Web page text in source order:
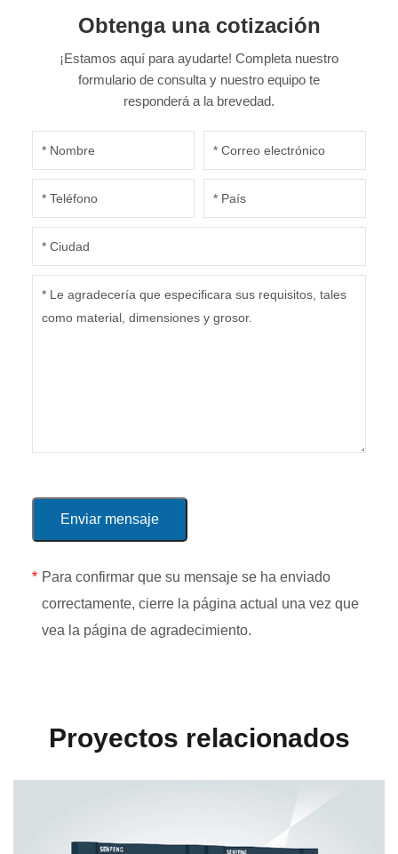
Obtenga una cotización
¡Estamos aquí para ayudarte! Completa nuestro
formulario de consulta y nuestro equipo te
responderá a la brevedad.
* Para confirmar que su mensaje se ha enviado
correctamente, cierre la página actual una vez que
vea la página de agradecimiento.
Proyectos relacionados